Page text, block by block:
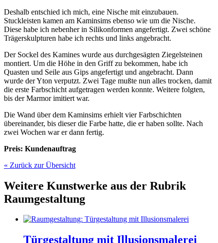
Deshalb entschied ich mich, eine Nische mit einzubauen.
Stuckleisten kamen am Kaminsims ebenso wie um die Nische.
Diese habe ich nebenher in Silikonformen angefertigt. Zwei schöne
Trägerskulpturen habe ich rechts und links angebracht.
Der Sockel des Kamines wurde aus durchgesägten Ziegelsteinen
montiert. Um die Höhe in den Griff zu bekommen, habe ich
Quasten und Seile aus Gips angefertigt und angebracht. Dann
wurde der Yton verputzt. Zwei Tage mußte nun alles trocken, damit
die erste Farbschicht aufgetragen werden konnte. Weitere folgten,
bis der Marmor imitiert war.
Die Wand über dem Kaminsims erhielt vier Farbschichten
übereinander, bis dieser die Farbe hatte, die er haben sollte. Nach
zwei Wochen war er dann fertig.
Preis: Kundenauftrag
« Zurück zur Übersicht
Weitere Kunstwerke aus der Rubrik
Raumgestaltung
Türgestaltung mit Illusionsmalerei